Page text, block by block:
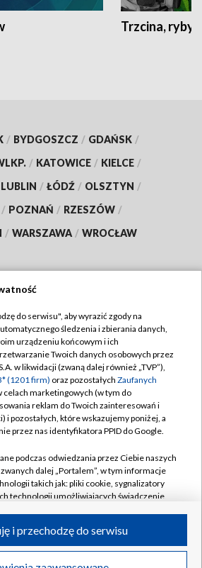
Trzcina, ryby
/ BYDGOSZCZ / GDAŃSK /
/ KATOWICE / KIELCE /
LUBLIN / ŁÓDŹ / OLSZTYN /
/ POZNAŃ / RZESZÓW /
/ WARSZAWA / WROCŁAW
TVP
TVP
Cyfrowa
Regulamin TVP
prywatności
Moje zgody
Pomoc
Kontakt
Kanały
Polska S.A. w likwidacji
do serwisu", aby wyrazić zgody na
śledzenia i zbierania danych,
urządzeniu końcowym i ich
Twoich danych osobowych przez
w likwidacji (zwaną dalej również „TVP”),
(1201 firm) oraz pozostałych Zaufanych
celach marketingowych (w tym do
reklam do Twoich zainteresowań i
i pozostałych, które wskazujemy poniżej, a
przez nas identyfikatora PPID do Google.
podczas odwiedzania przez Ciebie naszych
zwanych dalej „Portalem”, w tym informacje
takich jak: pliki cookie, sygnalizatory
technologii umożliwiających świadczenie
podczas odwiedzania przez Ciebie
i przechodzę do serwisu